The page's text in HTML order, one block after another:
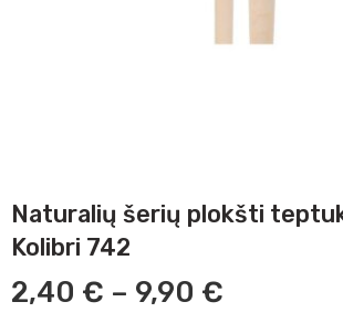
Naturalių šerių plokšti
Kolibri 742
2,40 € – 9,90 €